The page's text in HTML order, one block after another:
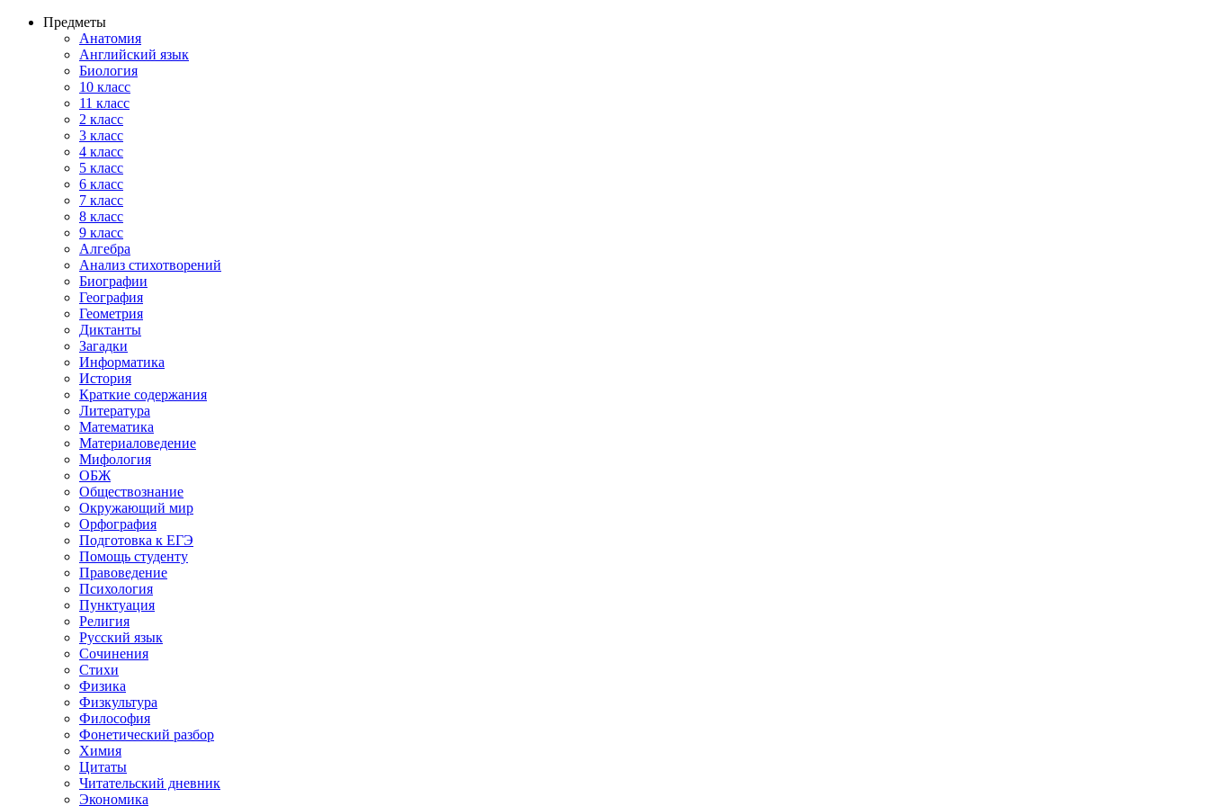
Предметы
Анатомия
Английский язык
Биология
10 класс
11 класс
2 класс
3 класс
4 класс
5 класс
6 класс
7 класс
8 класс
9 класс
Алгебра
Анализ стихотворений
Биографии
География
Геометрия
Диктанты
Загадки
Информатика
История
Краткие содержания
Литература
Математика
Материаловедение
Мифология
ОБЖ
Обществознание
Окружающий мир
Орфография
Подготовка к ЕГЭ
Помощь студенту
Правоведение
Психология
Пунктуация
Религия
Русский язык
Сочинения
Стихи
Физика
Физкультура
Философия
Фонетический разбор
Химия
Цитаты
Читательский дневник
Экономика